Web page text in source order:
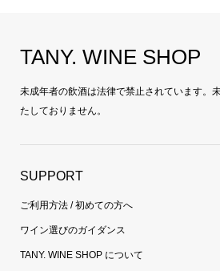
TANY. WINE SHOP
未成年者の飲酒は法律で禁止されています。
たしておりません。
SUPPORT
ご利用方法 / 初めての方へ
ワイン選びのガイダンス
TANY. WINE SHOP について